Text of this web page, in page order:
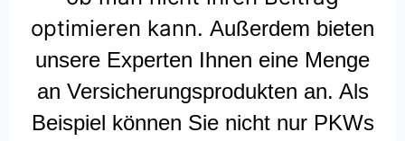
optimieren kann. Außerdem bieten
unsere Experten Ihnen eine Menge
an Versicherungsprodukten an. Als
Beispiel können Sie nicht nur PKWs